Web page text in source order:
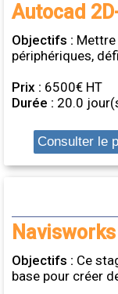
Autocad
Objectifs : Mettre
périphériques,
Prix : 6500€ HT
Durée : 20.0
Consulter le
Navisworks
Objectifs : Ce
base pour créer